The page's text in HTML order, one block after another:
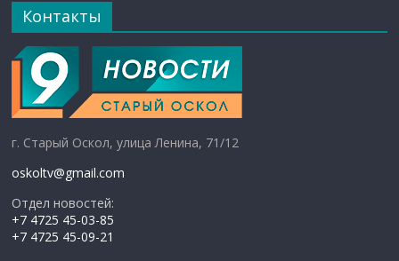
Контакты
г. Старый Оскол, улица Ленина, 71/12
oskoltv@gmail.com
Отдел новостей:
+7 4725 45-03-85
+7 4725 45-09-21